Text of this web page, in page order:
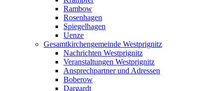
Rambow
Rosenhagen
Spiegelhagen
Uenze
Gesamtkirchengemeinde Westprignitz
Nachrichten Westprignitz
Veranstaltungen Westprignitz
Ansprechpartner und Adressen
Boberow
Dargardt